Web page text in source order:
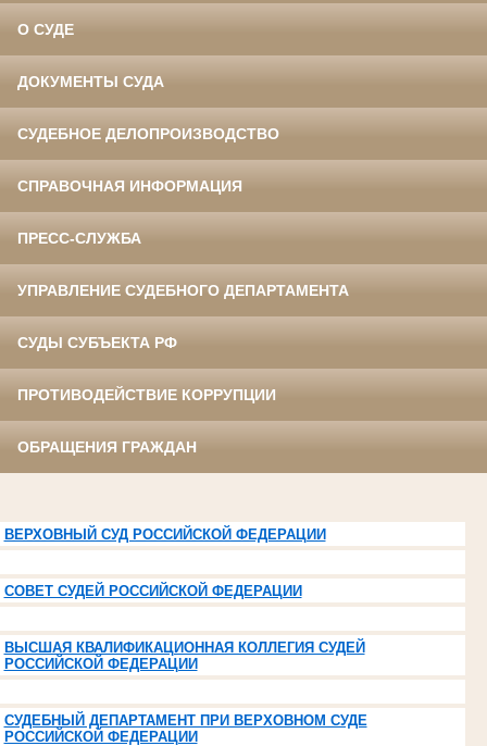
О СУДЕ
ДОКУМЕНТЫ СУДА
СУДЕБНОЕ ДЕЛОПРОИЗВОДСТВО
СПРАВОЧНАЯ ИНФОРМАЦИЯ
ПРЕСС-СЛУЖБА
УПРАВЛЕНИЕ СУДЕБНОГО ДЕПАРТАМЕНТА
СУДЫ СУБЪЕКТА РФ
ПРОТИВОДЕЙСТВИЕ КОРРУПЦИИ
ОБРАЩЕНИЯ ГРАЖДАН
ВЕРХОВНЫЙ СУД РОССИЙСКОЙ ФЕДЕРАЦИИ
СОВЕТ СУДЕЙ РОССИЙСКОЙ ФЕДЕРАЦИИ
ВЫСШАЯ КВАЛИФИКАЦИОННАЯ КОЛЛЕГИЯ СУДЕЙ
РОССИЙСКОЙ ФЕДЕРАЦИИ
СУДЕБНЫЙ ДЕПАРТАМЕНТ ПРИ ВЕРХОВНОМ СУДЕ
РОССИЙСКОЙ ФЕДЕРАЦИИ